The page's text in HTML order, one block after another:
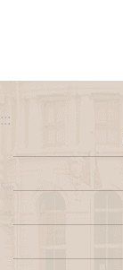
:::